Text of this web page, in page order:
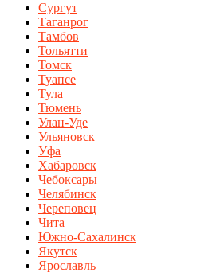
Сургут
Таганрог
Тамбов
Тольятти
Томск
Туапсе
Тула
Тюмень
Улан-Уде
Ульяновск
Уфа
Хабаровск
Чебоксары
Челябинск
Череповец
Чита
Южно-Сахалинск
Якутск
Ярославль